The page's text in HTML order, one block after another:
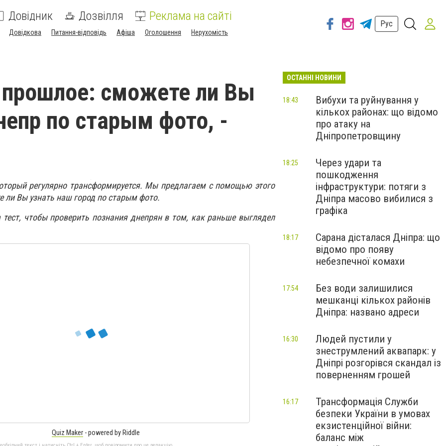
Довідник Дозвілля Реклама на сайті
Довідкова Питання-відповідь Афіша Оголошення Нерухомість
Рус
сможете ли Вы
по старым фото, -
регулярно трансформируется. Мы предлагаем с помощью этого
ли Вы узнать наш город по старым фото.
тест, чтобы проверить познания днепрян в том, как раньше выглядел
Quiz Maker- powered by Riddle
ОСТАННІ НОВИНИ
Вибухи та руйнування у
кількох районах: що відомо
про атаку на
Дніпропетровщину
18:43
Через удари та
пошкодження
інфраструктури: потяги з
Дніпра масово вибилися з
графіка
18:25
Сарана дісталася Дніпра: що
відомо про появу
небезпечної комахи
18:17
Без води залишилися
мешканці кількох районів
Дніпра: названо адреси
17:54
Людей пустили у
знеструмлений аквапарк: у
Дніпрі розгорівся скандал із
поверненням грошей
16:30
Трансформація Служби
безпеки України в умовах
екзистенційної війни:
баланс між
16:17